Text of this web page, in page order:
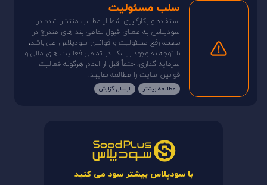
سلب مسئولیت
استفاده و بکارگیری شما از مطالب منتشر شده در
سودپلاس به معنای قبول تمامی بند های مندرج در
صفحه رفع مسئولیت و قوانین سودپلاس می باشد،
با توجه به وجود ریسک در تمامی فعالیت های مالی و
سرمایه گذاری، حتماً قبل از انجام هرگونه فعالیت
قوانین سایت را مطالعه نمایید.
مطالعه بیشتر ارسال گزارش
با سودپلاس بیشتر سود می کنید